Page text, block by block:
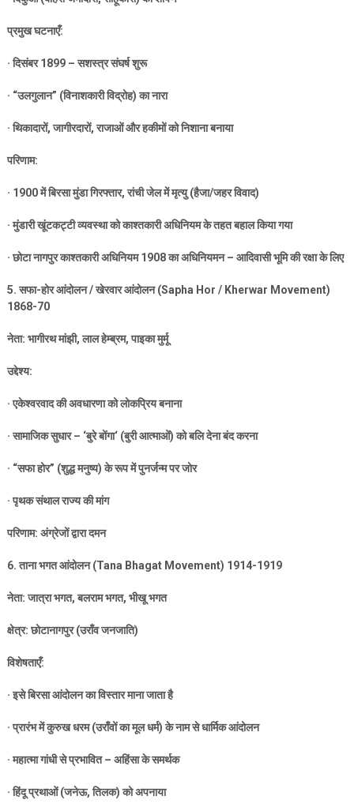
प्रमुख घटनाएँ:
·दिसंबर1899 –सशस्त्र संघर्ष शुरू
· “उलगुलान” (विनाशकारी विद्रोह) का नारा
·थिकादारों,जागीरदारों,राजाओं और हकीमों को निशाना बनाया
परिणाम:
· 1900में बिरसा मुंडा गिरफ्तार,रांची जेल में मृत्यु (हैजा/जहर विवाद)
·मुंडारी खूंटकट्टी व्यवस्था को काश्तकारी अधिनियम के तहत बहाल किया गया
·छोटा नागपुर काश्तकारी अधिनियम1908का अधिनियमन – आदिवासी भूमि की रक्षा के लिए
5.सफा-होर आंदोलन / खेरवार आंदोलन (Sapha Hor / Kherwar Movement)
1868-70
नेता: भागीरथ मांझी,लाल हेम्ब्रम,पाइका मुर्मू
उद्देश्य:
·एकेश्वरवाद की अवधारणा को लोकप्रिय बनाना
·सामाजिक सुधार – ‘बुरे बोंगा‘ (बुरी आत्माओं) को बलि देना बंद करना
· “सफा होर” (शुद्ध मनुष्य) के रूप में पुनर्जन्म पर जोर
·पृथक संथाल राज्य की मांग
परिणाम: अंग्रेजों द्वारा दमन
6.ताना भगत आंदोलन (Tana Bhagat Movement) 1914-1919
नेता: जात्रा भगत,बलराम भगत, भीखू भगत
क्षेत्र: छोटानागपुर (उराँव जनजाति)
विशेषताएँ:
·इसे बिरसा आंदोलन का विस्तार माना जाता है
·प्रारंभ में कुरुख धरम (उराँवों का मूल धर्म) के नाम से धार्मिक आंदोलन
·महात्मा गांधी से प्रभावित – अहिंसा के समर्थक
·हिंदू प्रथाओं (जनेऊ,तिलक) को अपनाया